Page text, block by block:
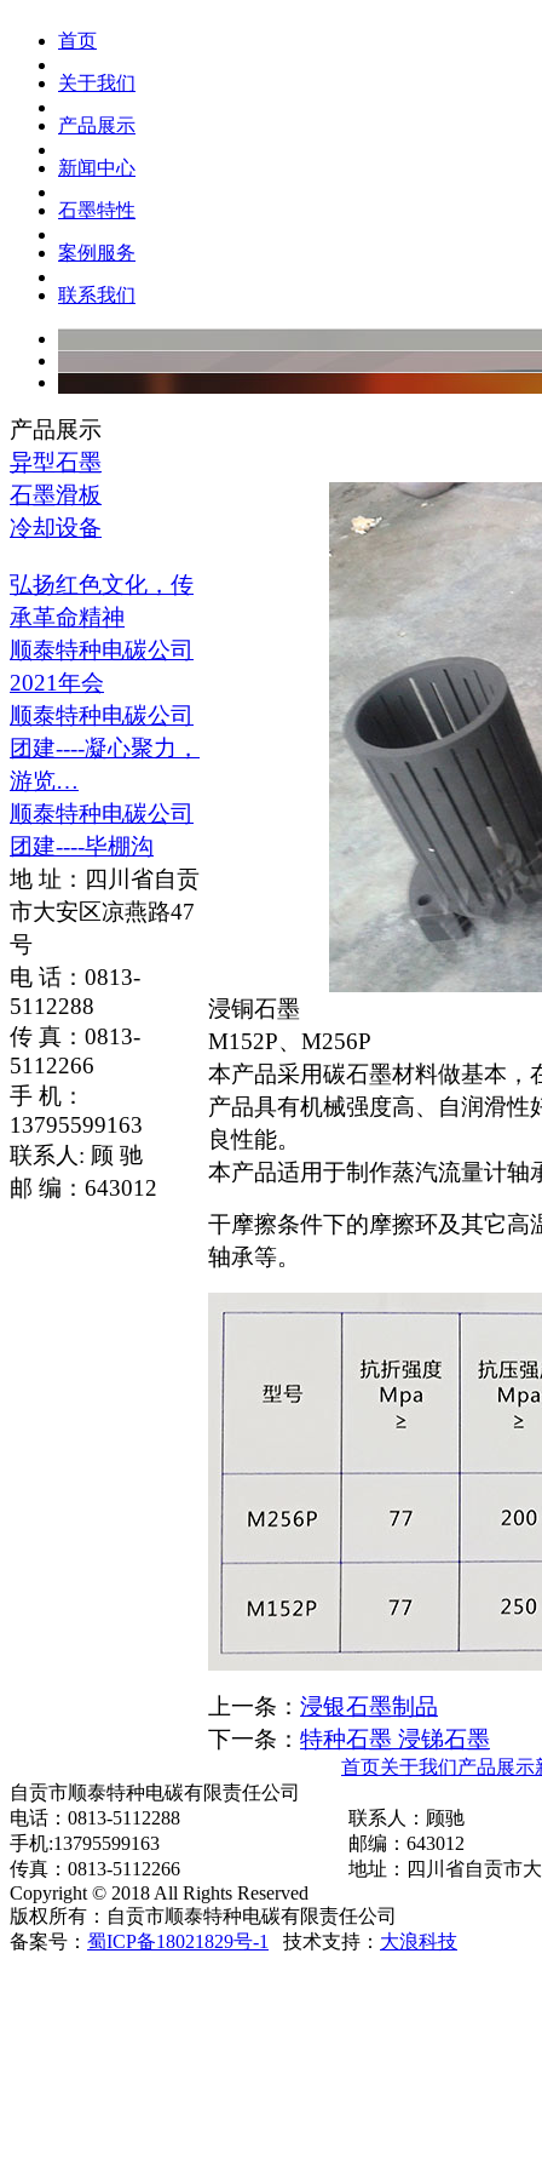
首页
关于我们
产品展示
新闻中心
石墨特性
案例服务
联系我们
产品展示
异型石墨
石墨滑板
冷却设备
弘扬红色文化，传
承革命精神
顺泰特种电碳公司
2021年会
顺泰特种电碳公司
团建----凝心聚力，
游览…
顺泰特种电碳公司
团建----毕棚沟
地 址：四川省自贡
市大安区凉燕路47
号
电 话：0813-
5112288
传 真：0813-
5112266
手 机：
13795599163
联系人: 顾 驰
邮 编：643012
浸铜石墨
M152P、M256P
本产品采用碳石墨材料做基本，
产品具有机械强度高、自润滑
良性能。
本产品适用于制作蒸汽流量计轴
干摩擦条件下的摩擦环及其它
轴承等。
上一条： 浸银石墨制品
下一条： 特种石墨 浸锑石墨
首页关于我们产品展示
自贡市顺泰特种电碳有限责任公司
电话：0813-5112288
手机:13795599163
传真：0813-5112266
联系人：顾驰
邮编：643012
地址：四川省自贡市
Copyright © 2018 All Rights Reserved
版权所有：自贡市顺泰特种电碳有限责任公司
备案号： 蜀ICP备18021829号-1 技术支持： 大浪科技